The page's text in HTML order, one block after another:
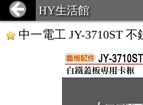
HY生活館
中一電工 JY-3710ST